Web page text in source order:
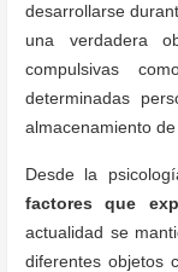
desarrollarse
una verdadera
compulsivas
determinadas
almacenamiento
Desde la
factores que
actualidad se
diferentes objetos